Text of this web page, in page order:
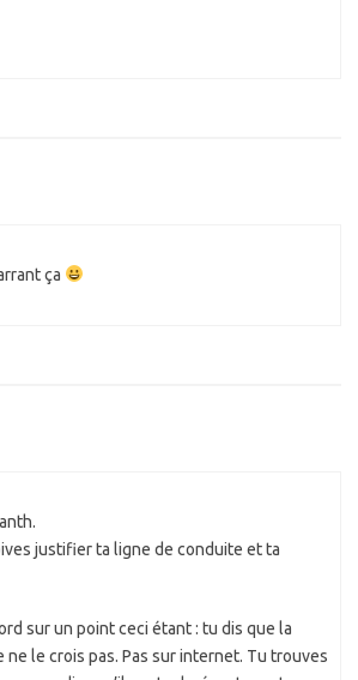
ça
justifier ta ligne de conduite et ta
sur un point ceci étant : tu dis que la
ne le crois pas. Pas sur internet. Tu trouves